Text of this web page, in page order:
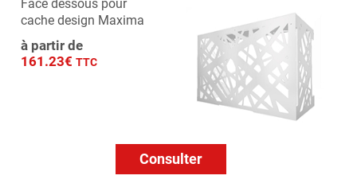
Face dessous pour
cache design Maxima
à partir de
161.23€ TTC
Consulter